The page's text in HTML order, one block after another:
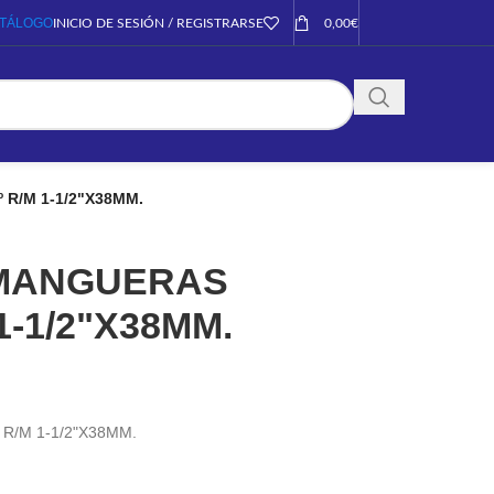
INICIO DE SESIÓN / REGISTRARSE 0,00€
R/M 1-1/2"X38MM.
1/2"X38MM.
M 1-1/2"X38MM.